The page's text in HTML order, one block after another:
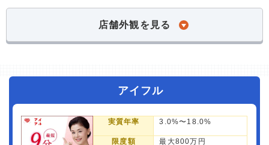
店舗外観を見る
アイフル
実質年率 3.0%〜18.0%
限度額 最大800万円